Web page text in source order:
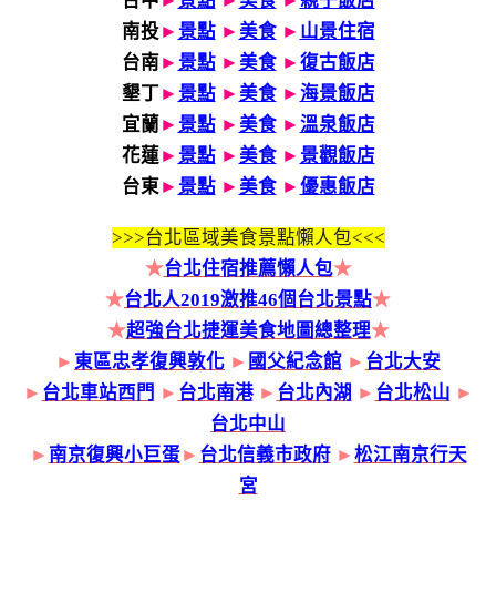
南投► 景點 ► 美食► 山景住宿
台南► 景點 ► 美食► 復古飯店
墾丁► 景點 ► 美食► 海景飯店
宜蘭 ► 景點 ► 美食► 溫泉飯店
花蓮► 景點 ► 美食► 景觀飯店
台東► 景點 ► 美食► 優惠飯店
>>>台北區域美食景點懶人包<<<
★台北住宿推薦懶人包★
★台北人2019激推46個台北景點★
★超強台北捷運美食地圖總整理★
► 東區忠孝復興敦化 ► 國父紀念館 ► 台北大安
► 台北車站西門 ► 台北南港 ► 台北內湖 ► 台北松山 ►
台北中山
► 南京復興小巨蛋► 台北信義市政府► 松江南京行天
宮